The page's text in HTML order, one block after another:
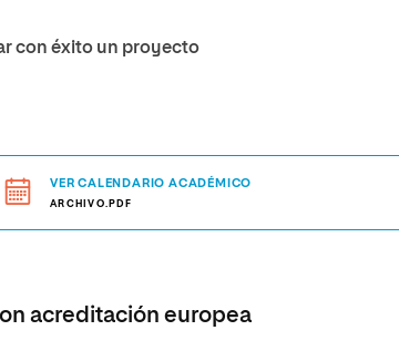
con éxito un proyecto
VER CALENDARIO ACADÉMICO
ARCHIVO.PDF
acreditación europea